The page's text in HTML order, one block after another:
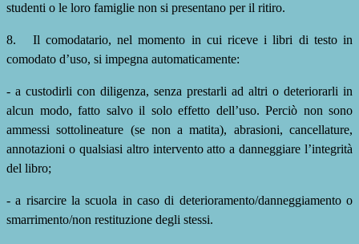
studenti o le loro famiglie non si presentano per il ritiro.
8.
Il comodatario, nel momento in cui riceve i libri di testo in
comodato d’uso, si impegna automaticamente:
- a custodirli con diligenza, senza prestarli ad altri o deteriorarli in
alcun modo, fatto salvo il solo effetto dell’uso. Perciò non sono
ammessi sottolineature (se non a matita), abrasioni, cancellature,
annotazioni o qualsiasi altro intervento atto a danneggiare l’integrità
del libro;
- a risarcire la scuola in caso di deterioramento/danneggiamento o
smarrimento/non restituzione degli stessi.